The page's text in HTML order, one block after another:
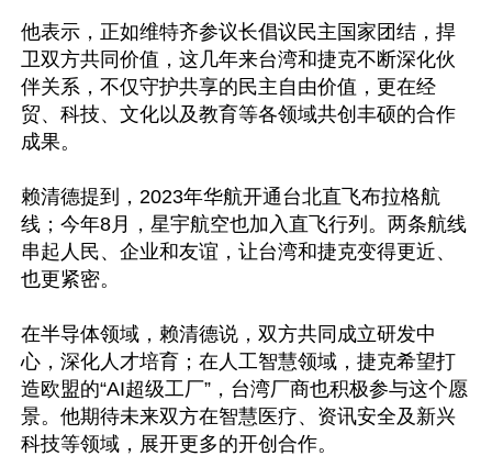
他表示，正如维特齐参议长倡议民主国家团结，捍
卫双方共同价值，这几年来台湾和捷克不断深化伙
伴关系，不仅守护共享的民主自由价值，更在经
贸、科技、文化以及教育等各领域共创丰硕的合作
成果。
赖清德提到，2023年华航开通台北直飞布拉格航
线；今年8月，星宇航空也加入直飞行列。两条航线
串起人民、企业和友谊，让台湾和捷克变得更近、
也更紧密。
在半导体领域，赖清德说，双方共同成立研发中
心，深化人才培育；在人工智慧领域，捷克希望打
造欧盟的“AI超级工厂”，台湾厂商也积极参与这个愿
景。他期待未来双方在智慧医疗、资讯安全及新兴
科技等领域，展开更多的开创合作。